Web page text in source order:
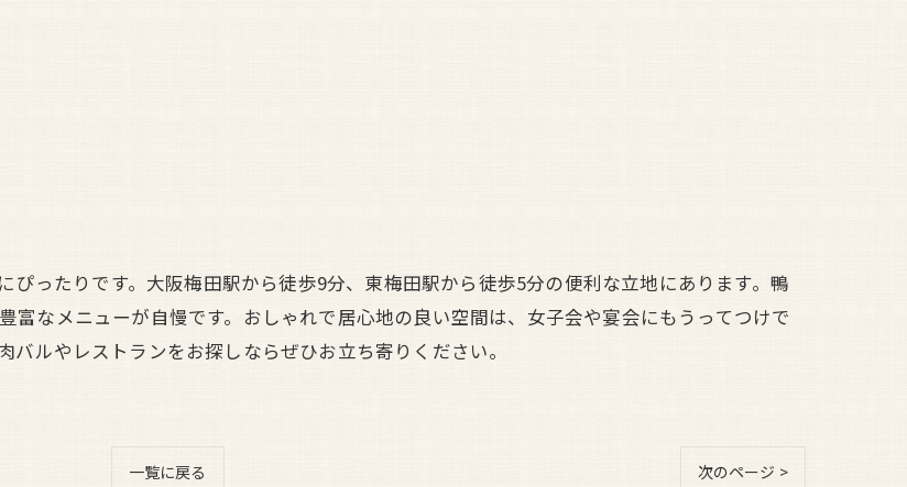
ったりです。大阪梅田駅から徒歩9分、東梅田駅から徒歩5分の便利な立地にあります。鴨
富なメニューが自慢です。おしゃれで居心地の良い空間は、女子会や宴会にもうってつけで
ルやレストランをお探しならぜひお立ち寄りください。
一覧に戻る 次のページ >